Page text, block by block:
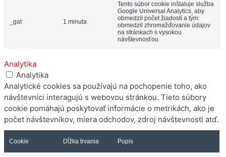
_gat 1 minuta
Tento súbor cookie inštaluje služba
Google Universal Analytics, aby
obmedzil počet žiadostí a tým
obmedzil zhromažďovanie údajov
na stránkach s vysokou
návštevnosťou.
Analytika
Analytika
Analytické cookies sa používajú na pochopenie toho, ako
návštevníci interagujú s webovou stránkou. Tieto súbory
cookie pomáhajú poskytovať informácie o metrikách, ako je
počet návštevníkov, miera odchodov, zdroj návštevnosti atď.
Cookie Dĺžka trvania Popis